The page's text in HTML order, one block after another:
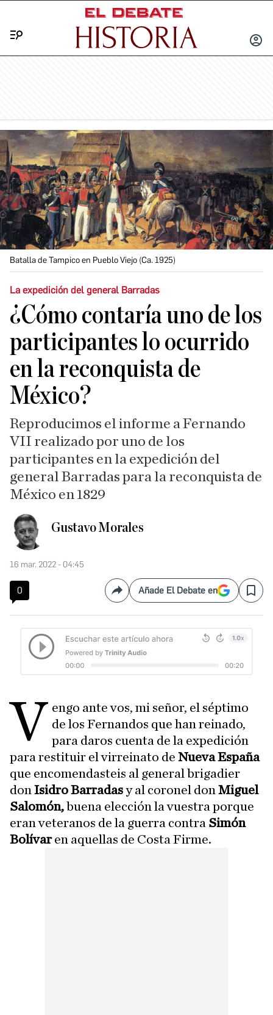
INICIAR
Batalla de Tampico en Pueblo Viejo (Ca. 1925)
La expedición del general Barradas
¿Cómo contaría uno de los
participantes lo ocurrido
en la reconquista de
México?
Reproducimos el informe a Fernando
VII realizado por uno de los
participantes en la expedición del
general Barradas para la reconquista de
México en 1829
Gustavo Morales
16 mar. 2022 - 04:45
0 CompartirAñade El Debate en Save
V engo ante vos, mi señor, el séptimo
de los Fernandos que han reinado,
para daros cuenta de la expedición
para restituir el virreinato de Nueva España
que encomendasteis al general brigadier
don Isidro Barradasy al coronel don Miguel
Salomón,buena elección la vuestra porque
eran veteranos de la guerra contra Simón
Bolívaren aquellas de Costa Firme.